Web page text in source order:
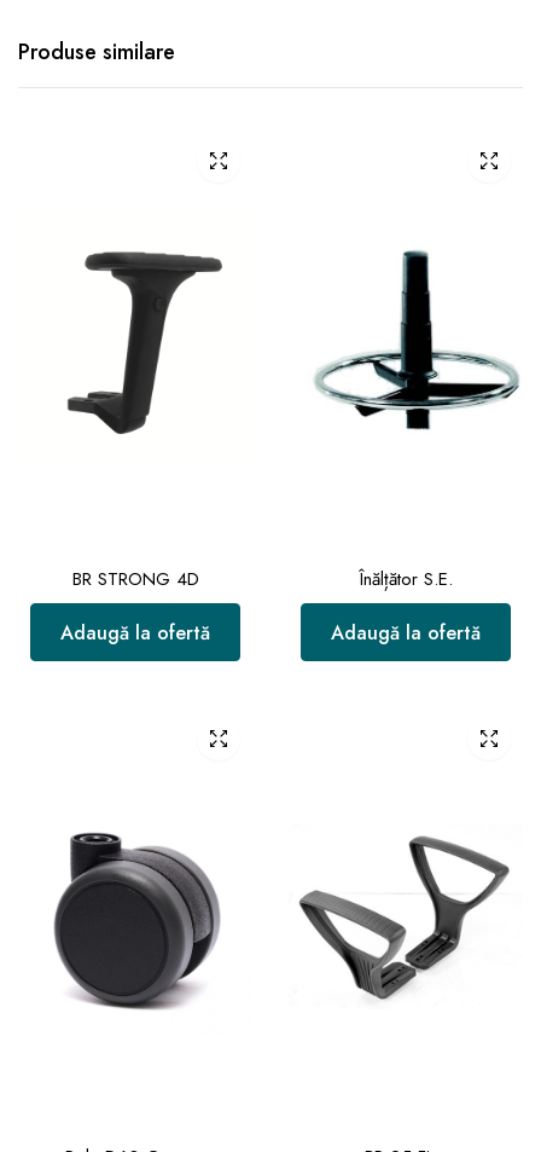
Produse similare
BR STRONG 4D
Adaugă la ofertă
Înălțător S.E.
Adaugă la ofertă